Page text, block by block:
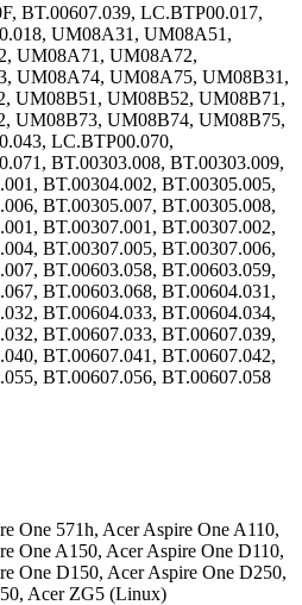
BT.00607.039, LC.BTP00.017,
UM08A31, UM08A51,
UM08A71, UM08A72,
UM08A74, UM08A75, UM08B31,
UM08B51, UM08B52, UM08B71,
UM08B73, UM08B74, UM08B75,
LC.BTP00.070,
BT.00303.008, BT.00303.009,
BT.00304.002, BT.00305.005,
BT.00305.007, BT.00305.008,
BT.00307.001, BT.00307.002,
BT.00307.005, BT.00307.006,
BT.00603.058, BT.00603.059,
BT.00603.068, BT.00604.031,
BT.00604.033, BT.00604.034,
BT.00607.033, BT.00607.039,
BT.00607.041, BT.00607.042,
BT.00607.056, BT.00607.058
One 571h, Acer Aspire One A110,
One A150, Acer Aspire One D110,
One D150, Acer Aspire One D250,
Acer ZG5 (Linux)